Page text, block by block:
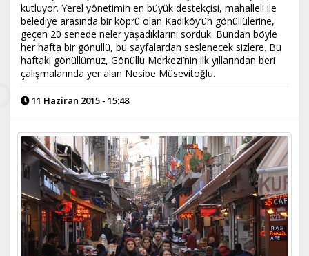
kutluyor. Yerel yönetimin en büyük destekçisi, mahalleli ile
belediye arasında bir köprü olan Kadıköy’ün gönüllülerine,
geçen 20 senede neler yaşadıklarını sorduk. Bundan böyle
her hafta bir gönüllü, bu sayfalardan seslenecek sizlere. Bu
haftaki gönüllümüz, Gönüllü Merkezi’nin ilk yıllarından beri
çalışmalarında yer alan Nesibe Müsevitoğlu.
11 Haziran 2015 - 15:48